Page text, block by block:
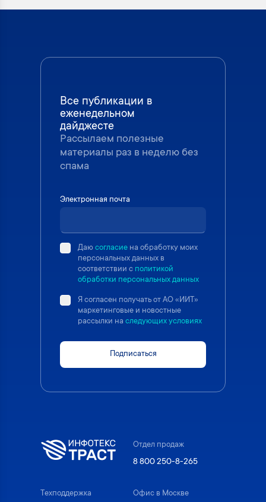
Все публикации в
еженедельном
дайджесте
Рассылаем полезные
материалы раз в неделю без
спама
Электронная почта
Даюсогласие на обработку моих
персональных данных в
соответствии с политикой
обработки персональных данных
Я согласен получать от АО «ИИТ»
маркетинговые и новостные
рассылки на следующих условиях
Подписаться
Отдел продаж
8 800 250-8-265
Техподдержка
Офис в Москве